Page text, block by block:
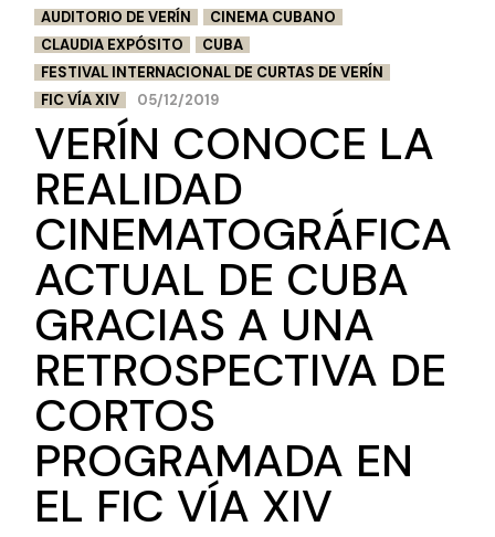
AUDITORIO DE VERÍN
CINEMA CUBANO
CLAUDIA EXPÓSITO
CUBA
FESTIVAL INTERNACIONAL DE CURTAS DE VERÍN
FIC VÍA XIV
05/12/2019
VERÍN CONOCE LA
REALIDAD
CINEMATOGRÁFICA
ACTUAL DE CUBA
GRACIAS A UNA
RETROSPECTIVA DE
CORTOS
PROGRAMADA EN
EL FIC VÍA XIV